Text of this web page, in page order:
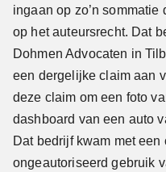
ingaan op zo’n
op het auteursrecht. Dat
Dohmen Advocaten in
een dergelijke claim aan
deze claim om een foto
dashboard van een auto
Dat bedrijf kwam met
ongeautoriseerd gebruik